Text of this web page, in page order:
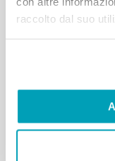
raccolto dal suo
[…]
Ripercorrendo la
aiutano ad
misericordia io,
niente.
affamati, dar da